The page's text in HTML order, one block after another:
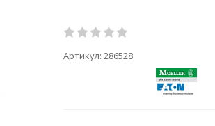
Артикул: 286528